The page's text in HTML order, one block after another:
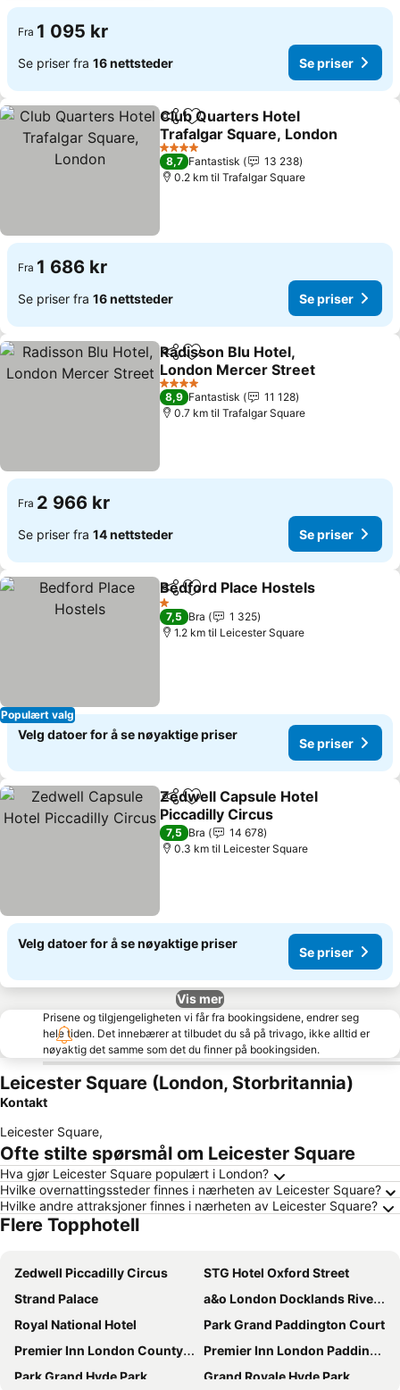
Fra 1 095 kr
Se priser fra 16 nettsteder Se priser
Del Legg til i favoritter
Club Quarters Hotel
Trafalgar Square, London
Se priser
4 Stjerner
8,7 Fantastisk
13 238
0.2 km til Trafalgar Square
Fra 1 686 kr
Se priser fra 16 nettsteder Se priser
Del Legg til i favoritter
Radisson Blu Hotel,
London Mercer Street
Se priser
4 Stjerner
8,9 Fantastisk
11 128
0.7 km til Trafalgar Square
Fra 2 966 kr
Se priser fra 14 nettsteder Se priser
Populært valg
Del Legg til i favoritter
Bedford Place Hostels
1 Stjerner
7,5 Bra
1 325
1.2 km til Leicester Square
Velg datoer for å se nøyaktige priser
Se priser
Del Legg til i favoritter
Zedwell Capsule Hotel
Piccadilly Circus
Se priser
7,5 Bra
14 678
0.3 km til Leicester Square
Velg datoer for å se nøyaktige priser
Se priser
Vis mer
Prisene og tilgjengeligheten vi får fra bookingsidene, endrer seg
hele tiden. Det innebærer at tilbudet du så på trivago, ikke alltid er
nøyaktig det samme som det du finner på bookingsiden.
Leicester Square (London, Storbritannia)
Kontakt
Leicester Square,
Ofte stilte spørsmål om Leicester Square
Hva gjør Leicester Square populært i London?
Hvilke overnattingssteder finnes i nærheten av Leicester Square?
Hvilke andre attraksjoner finnes i nærheten av Leicester Square?
Flere Topphotell
Zedwell Piccadilly Circus
STG Hotel Oxford Street
Strand Palace
a&o London Docklands Riverside
Royal National Hotel
Park Grand Paddington Court
Premier Inn London County Hall
Premier Inn London Paddington (Paddington Basin) hotel
Park Grand Hyde Park
Grand Royale Hyde Park